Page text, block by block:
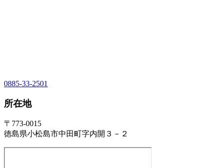
0885-33-2501
所在地
〒773-0015
徳島県小松島市中田町字内開３－２